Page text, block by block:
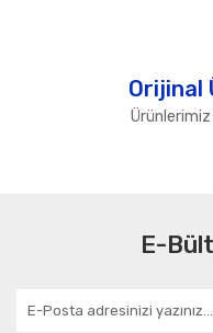
Orijinal
E-